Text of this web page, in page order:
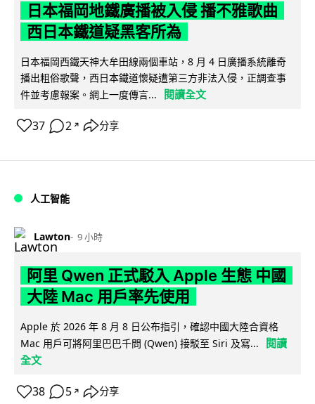
日本福岡地鐵廣播被入侵 播不雅歌曲
西日本鐵道疑黑客所為
日本福岡西鐵天神大牟田線兩個車站，8 月 4 日廣播系統離奇
播出粗俗歌聲，西日本鐵道懷疑遭第三方非法入侵，正調查事
件並考慮報案。網上一度傳言...
閱讀全文
37 2 ↗ 分享
人工智能
Lawton 9 小時
阿里 Qwen 正式駁入 Apple 生態 中國
大陸 Mac 用戶率先使用
Apple 於 2026 年 8 月 8 日公布指引，確認中國大陸合資格
Mac 用戶可將阿里巴巴千問 (Qwen) 接駁至 Siri 及寫...
閱讀
全文
38 5 ↗ 分享